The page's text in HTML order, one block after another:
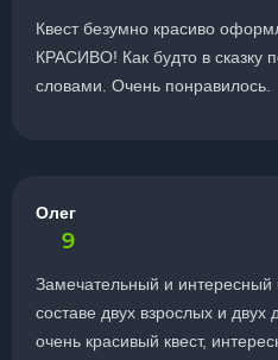
Квест безумно красиво
КРАСИВО! Как будто в сказку
словами. Очень понравилось.
Олег
9
Замечательный и интересный
составе двух взрослых и двух
очень красивый квест,